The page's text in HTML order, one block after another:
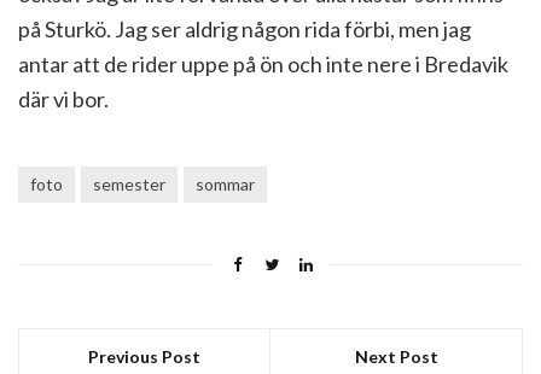
på Sturkö. Jag ser aldrig någon rida förbi, men jag
antar att de rider uppe på ön och inte nere i Bredavik
där vi bor.
foto semester sommar
Previous Post Next Post